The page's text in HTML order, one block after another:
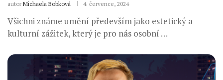
autor Michaela Bobková 4. července, 2024
Všichni známe umění především jako estetický a
kulturní zážitek, který je pro nás osobní …